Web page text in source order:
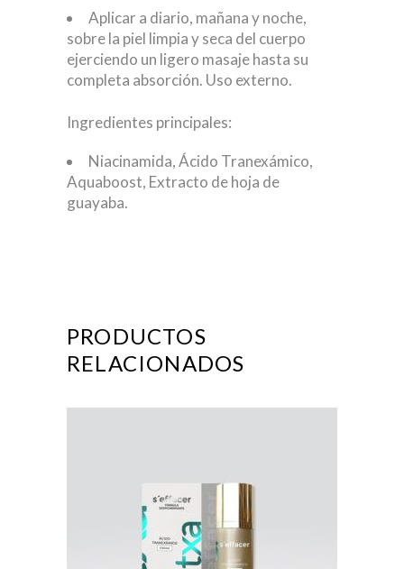
Aplicar a diario, mañana y noche,
sobre la piel limpia y seca del cuerpo
ejerciendo un ligero masaje hasta su
completa absorción. Uso externo.
Ingredientes principales:
Niacinamida, Ácido Tranexámico,
Aquaboost, Extracto de hoja de
guayaba.
PRODUCTOS
RELACIONADOS